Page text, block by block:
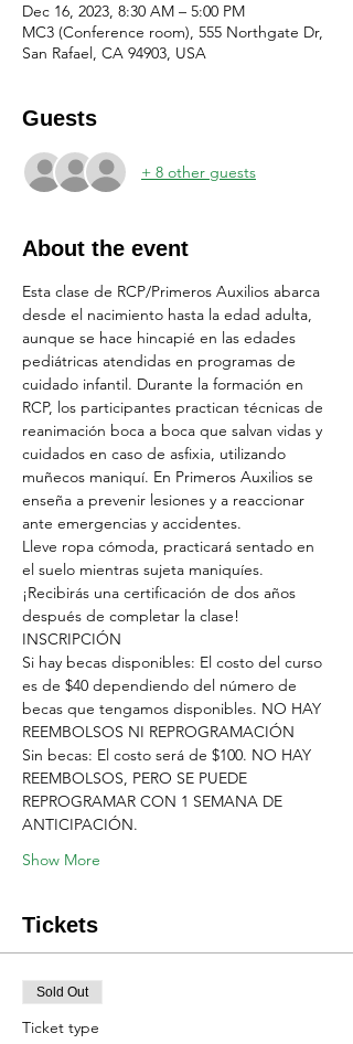
Dec 16, 2023, 8:30 AM – 5:00 PM
MC3 (Conference room), 555 Northgate Dr,
San Rafael, CA 94903, USA
Guests
+ 8 other guests
About the event
Esta clase de RCP/Primeros Auxilios abarca
desde el nacimiento hasta la edad adulta,
aunque se hace hincapié en las edades
pediátricas atendidas en programas de
cuidado infantil. Durante la formación en
RCP, los participantes practican técnicas de
reanimación boca a boca que salvan vidas y
cuidados en caso de asfixia, utilizando
muñecos maniquí. En Primeros Auxilios se
enseña a prevenir lesiones y a reaccionar
ante emergencias y accidentes.
Lleve ropa cómoda, practicará sentado en
el suelo mientras sujeta maniquíes.
¡Recibirás una certificación de dos años
después de completar la clase!
INSCRIPCIÓN
Si hay becas disponibles: El costo del curso
es de $40 dependiendo del número de
becas que tengamos disponibles. NO HAY
REEMBOLSOS NI REPROGRAMACIÓN
Sin becas: El costo será de $100. NO HAY
REEMBOLSOS, PERO SE PUEDE
REPROGRAMAR CON 1 SEMANA DE
ANTICIPACIÓN.
Show More
Tickets
Sold Out
Ticket type